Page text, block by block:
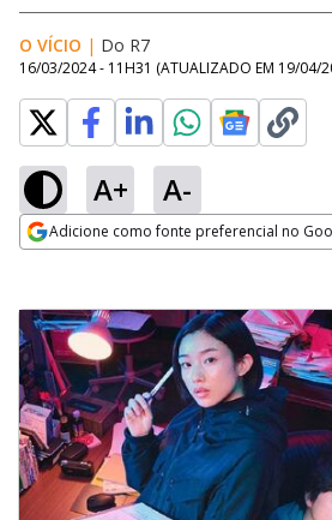
O VÍCIO | Do R7
16/03/2024 - 11H31 (ATUALIZADO EM 19/04/
A+ A-
Adicione como fonte preferencial no